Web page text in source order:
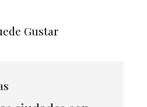
Gustar